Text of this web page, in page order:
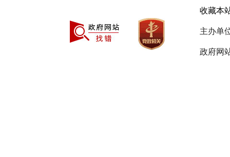
制
收藏本
主办单
政府网